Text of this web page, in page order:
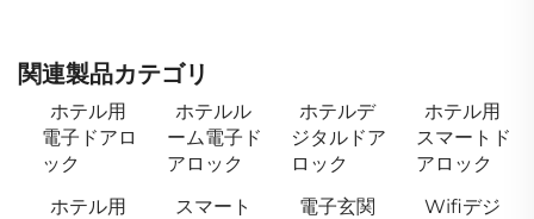
関連製品カテゴリ
ホテル用
電子ドアロ
ック
ホテルル
ーム電子ド
アロック
ホテルデ
ジタルドア
ロック
ホテル用
スマートド
アロック
ホテル用
スマート
電子玄関
Wifiデジ